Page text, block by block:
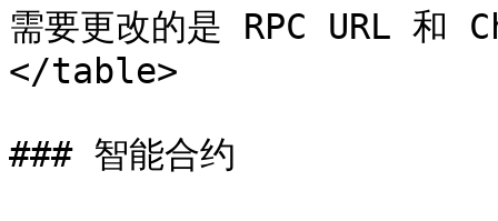
需要更改的是 RPC URL
</table>
### 智能合约